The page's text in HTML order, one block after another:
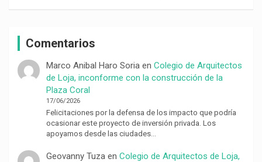
Comentarios
Marco Anibal Haro Soriaen Colegio de Arquitectos
de Loja, inconforme con la construcción de la
Plaza Coral
17/06/2026
Felicitaciones por la defensa de los impacto que podría
ocasionar este proyecto de inversión privada. Los
apoyamos desde las ciudades…
Geovanny Tuzaen Colegio de Arquitectos de Loja,